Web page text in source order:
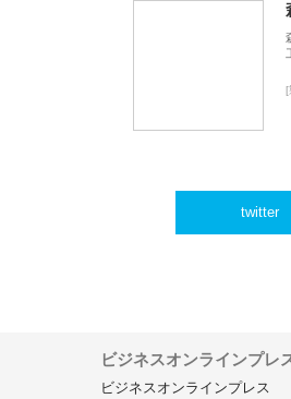
[
twitter
ビジネスオンラインプレ
ビジネスオンラインプレス